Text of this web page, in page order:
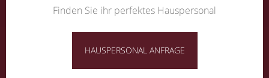
Finden Sie ihr perfektes Hauspersonal
HAUSPERSONAL ANFRAGE